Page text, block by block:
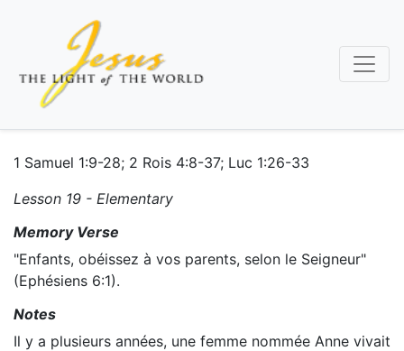
principal
1 Samuel 1:9-28; 2 Rois 4:8-37; Luc 1:26-33
Lesson 19 - Elementary
Memory Verse
"Enfants, obéissez à vos parents, selon le Seigneur"
(Ephésiens 6:1).
Notes
Il y a plusieurs années, une femme nommée Anne vivait